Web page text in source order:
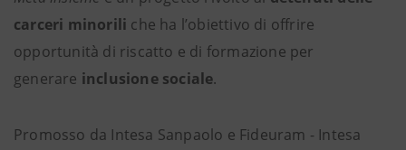
carceri minorili che ha l’obiettivo di offrire
opportunità di riscatto e di formazione per
generare inclusione sociale.
Promosso da Intesa Sanpaolo e Fideuram - Intesa